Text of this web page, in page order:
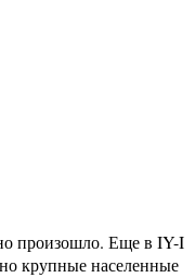
произошло. Еще в IY-I
крупные населенные